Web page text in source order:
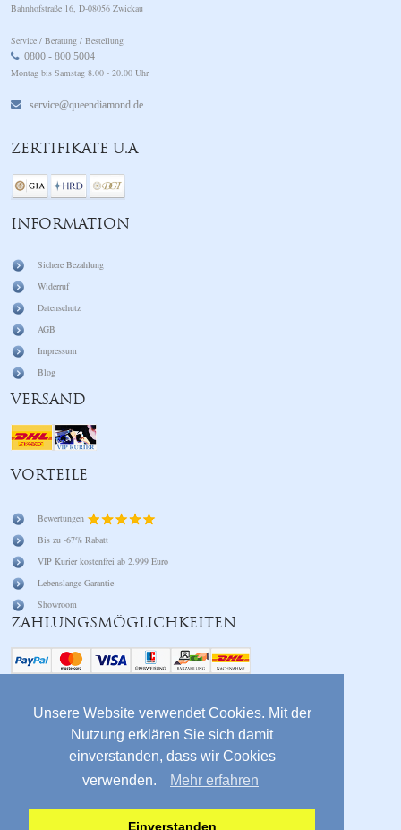
Unsere Website verwendet Cookies. Mit der
Nutzung erklären Sie sich damit
einverstanden, dass wir Cookies
verwenden.
Mehr erfahren
Einverstanden
Bahnhofstraße 16, D-08056 Zwickau
Service / Beratung / Bestellung
0800 - 800 5004
Montag bis Samstag 8.00 - 20.00 Uhr
service@queendiamond.de
ZERTIFIKATE U.A
INFORMATION
Sichere Bezahlung
Widerruf
Datenschutz
AGB
Impressum
Blog
VERSAND
VORTEILE
Bewertungen
Bis zu -67% Rabatt
VIP Kurier kostenfrei ab 2.999 Euro
Lebenslange Garantie
Showroom
ZAHLUNGSMÖGLICHKEITEN
service@queendiamond.de
Whatsapp 0171 922 922 0